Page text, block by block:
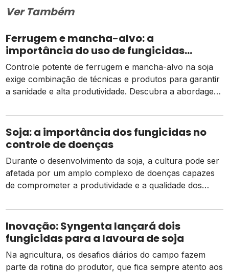
Ver Também
Ferrugem e mancha-alvo: a
importância do uso de fungicidas
potentes
Controle potente de ferrugem e mancha-alvo na soja
exige combinação de técnicas e produtos para garantir
a sanidade e alta produtividade. Descubra a abordagem
econômica para o Brasil, com uma produção que
ultrapassou 135 milhões de toneladas na safra 20/21.
Entretanto, a cultura sofre com o […]
Soja: a importância dos fungicidas no
controle de doenças
Durante o desenvolvimento da soja, a cultura pode ser
afetada por um amplo complexo de doenças capazes
de comprometer a produtividade e a qualidade dos
anuais de produção têm alguma doença como causa.
Além disso, já foram identificadas mais de 40 patógenos
que afetam a […]
Inovação: Syngenta lançará dois
fungicidas para a lavoura de soja
Na agricultura, os desafios diários do campo fazem
parte da rotina do produtor, que fica sempre atento aos